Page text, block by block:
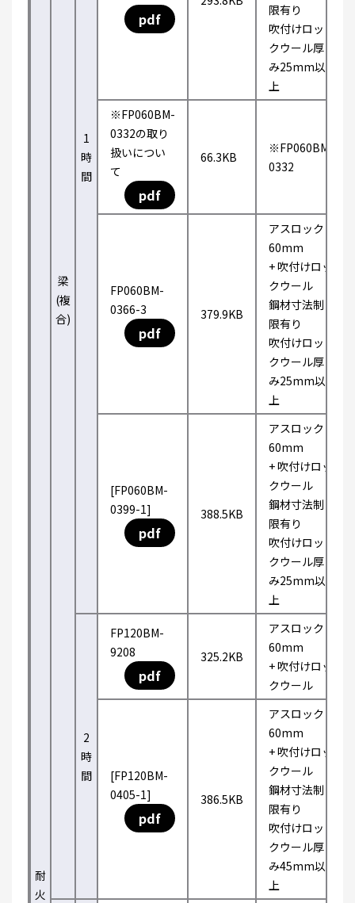
耐
火
梁
(複
合)
1
時
間
pdf
限有り
吹付けロッ
クウール厚
み25mm以
上
※FP060BM-
0332の取り
扱いについ
て
pdf
66.3KB
※FP060BM-
0332
FP060BM-
0366-3
pdf
379.9KB
アスロック
60mm
+ 吹付けロッ
クウール
鋼材寸法制
限有り
吹付けロッ
クウール厚
み25mm以
上
[FP060BM-
0399-1]
pdf
388.5KB
アスロック
60mm
+ 吹付けロッ
クウール
鋼材寸法制
限有り
吹付けロッ
クウール厚
み25mm以
上
2
時
間
FP120BM-
9208
pdf
325.2KB
アスロック
60mm
+ 吹付けロッ
クウール
[FP120BM-
0405-1]
pdf
386.5KB
アスロック
60mm
+ 吹付けロッ
クウール
鋼材寸法制
限有り
吹付けロッ
クウール厚
み45mm以
上